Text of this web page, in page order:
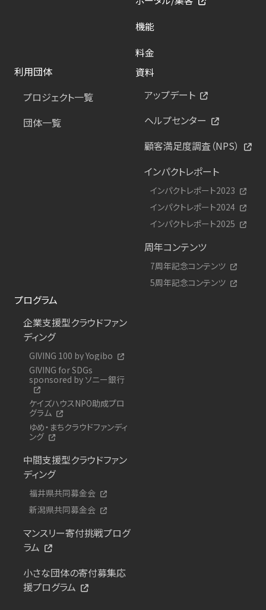
機能
料金
利用団体
プロジェクト一覧
団体一覧
資料
アップデート
ヘルプセンター
顧客満足度調査（NPS）
インパクトレポート
インパクトレポート2023
インパクトレポート2024
インパクトレポート2025
周年コンテンツ
7周年記念コンテンツ
5周年記念コンテンツ
プログラム
企業支援型クラウドファン
ディング
GIVING 100 by Yogibo
GIVING for SDGs
sponsored by ソニー銀行
ケイズハウスNPO助成プロ
グラム
ゆめ・まちクラウドファンディ
ング
中間支援型クラウドファン
ディング
福井県共同募金会
新潟県共同募金会
マンスリー寄付挑戦プログ
ラム
小さな団体の寄付募集応
援プログラム